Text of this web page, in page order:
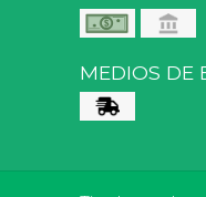
MEDIOS DE